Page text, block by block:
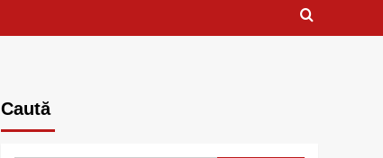
Caută